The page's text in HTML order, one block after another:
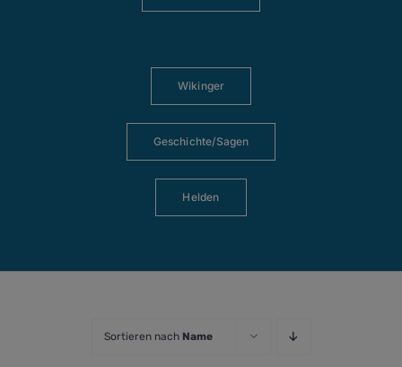
Wikinger
Geschichte/Sagen
Helden
Sortieren nach Name